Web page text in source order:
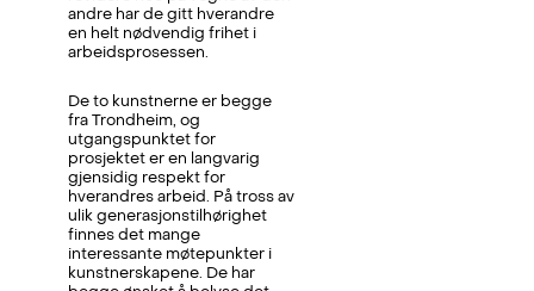
andre har de gitt hverandre
en helt nødvendig frihet i
arbeidsprosessen.
De to kunstnerne er begge
fra Trondheim, og
utgangspunktet for
prosjektet er en langvarig
gjensidig respekt for
hverandres arbeid. På tross av
ulik generasjonstilhørighet
finnes det mange
interessante møtepunkter i
kunstnerskapene. De har